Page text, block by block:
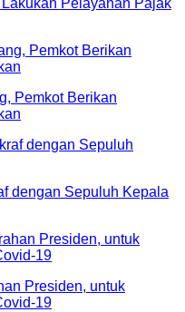
Pelayanan Pajak
Pemkot Berikan
dengan Sepuluh Kepala
Presiden, untuk
19